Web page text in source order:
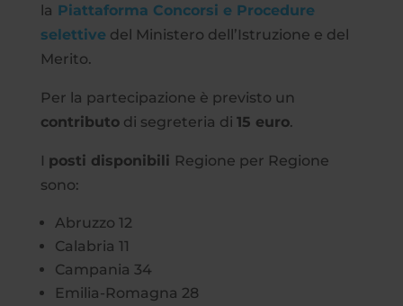
la Piattaforma Concorsi e Procedure
selettivedel Ministero dell’Istruzione e del
Merito.
Per la partecipazione è previsto un
contributodi segreteria di 15 euro.
I posti disponibili Regione per Regione
sono:
Abruzzo 12
Calabria 11
Campania 34
Emilia-Romagna 28